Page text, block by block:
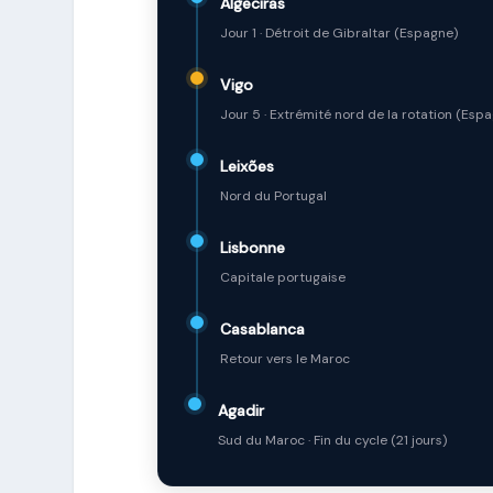
Jour 1 · Détroit de Gibraltar (Espagne)
Vigo
Jour 5 · Extrémité nord de la rotation
Leixões
Nord du Portugal
Lisbonne
Capitale portugaise
Casablanca
Retour vers le Maroc
Agadir
Sud du Maroc · Fin du cycle (21 jours)